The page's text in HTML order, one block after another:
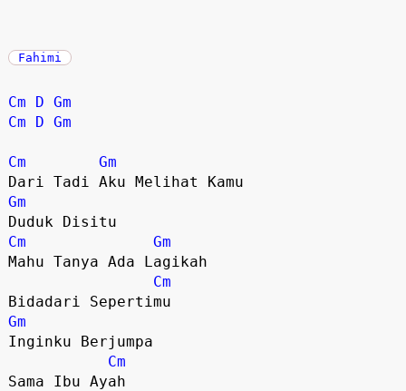
Fahimi
Cm D Gm
Cm
D Gm
Cm
Gm
Gm
Cm
Gm
Mahu Tanya Ada Lagikah
Cm
Gm
Inginku Berjumpa
Cm